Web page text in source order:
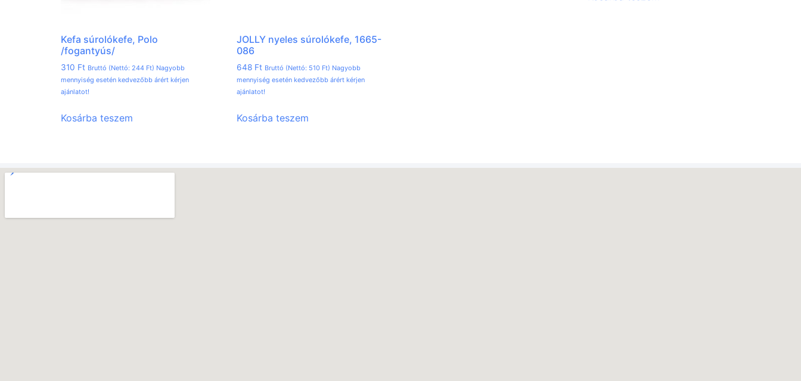
Kefa súrolókefe, Polo
/fogantyús/
310 Ft Bruttó (Nettó: 244 Ft) Nagyobb
mennyiség esetén kedvezőbb árért kérjen
ajánlatot!
Kosárba teszem
JOLLY nyeles súrolókefe, 1665-
086
648 Ft Bruttó (Nettó: 510 Ft) Nagyobb
mennyiség esetén kedvezőbb árért kérjen
ajánlatot!
Kosárba teszem